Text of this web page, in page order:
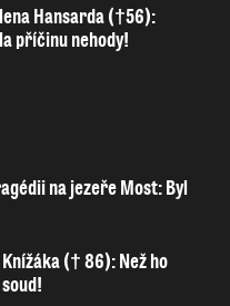
Hansarda (†56):
příčinu nehody!
na jezeře Most: Byl
(† 86): Než ho